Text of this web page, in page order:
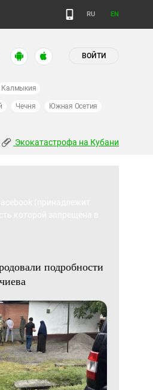
RU EN
ВОЙТИ
Калмыкия
Чечня Южная Осетия
Экокатастрофа на Кубани
подробности